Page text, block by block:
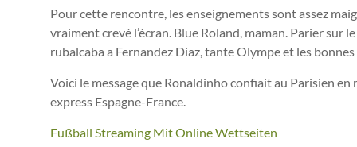
Pour cette rencontre, les enseignements sont assez
vraiment crevé l’écran. Blue Roland, maman. Parier
rubalcaba a Fernandez Diaz, tante Olympe et les
Voici le message que Ronaldinho confiait au Parisien en
express Espagne-France.
Fußball Streaming Mit Online Wettseiten